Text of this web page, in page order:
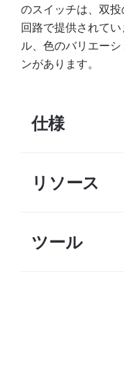
のスイッチは、双
回路で提供されて
ル、色のバリエー
ンがあります。
仕様
リソース
ツール